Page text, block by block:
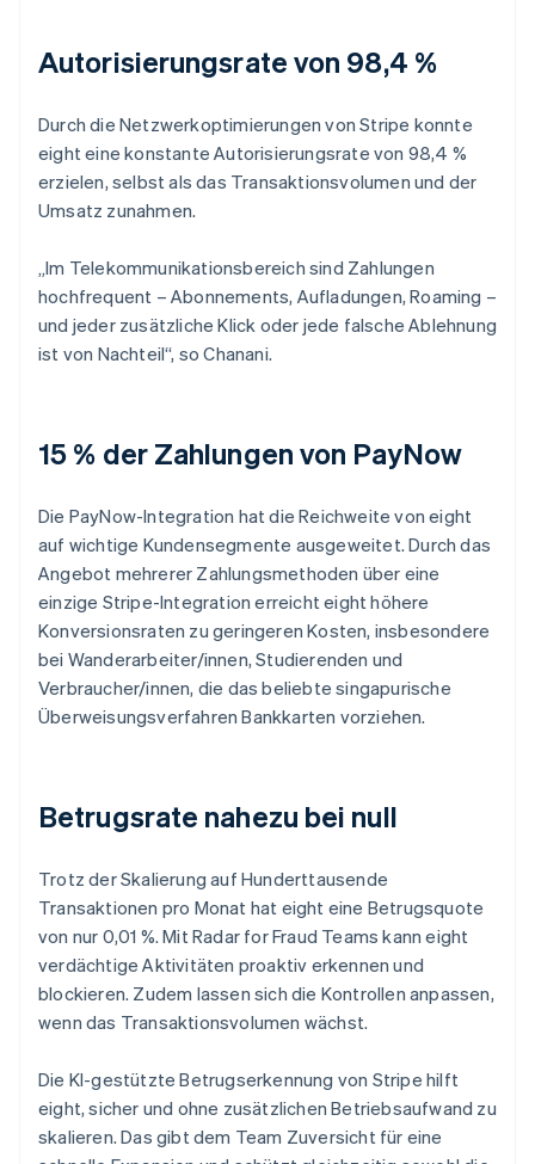
Autorisierungsrate von 98,4 %
Durch die Netzwerkoptimierungen von Stripe konnte
eight eine konstante Autorisierungsrate von 98,4 %
erzielen, selbst als das Transaktionsvolumen und der
Umsatz zunahmen.
„Im Telekommunikationsbereich sind Zahlungen
hochfrequent – Abonnements, Aufladungen, Roaming –
und jeder zusätzliche Klick oder jede falsche Ablehnung
ist von Nachteil“, so Chanani.
15 % der Zahlungen von PayNow
Die PayNow-Integration hat die Reichweite von eight
auf wichtige Kundensegmente ausgeweitet. Durch das
Angebot mehrerer Zahlungsmethoden über eine
einzige Stripe-Integration erreicht eight höhere
Konversionsraten zu geringeren Kosten, insbesondere
bei Wanderarbeiter/innen, Studierenden und
Verbraucher/innen, die das beliebte singapurische
Überweisungsverfahren Bankkarten vorziehen.
Betrugsrate nahezu bei null
Trotz der Skalierung auf Hunderttausende
Transaktionen pro Monat hat eight eine Betrugsquote
von nur 0,01 %. Mit Radar for Fraud Teams kann eight
verdächtige Aktivitäten proaktiv erkennen und
blockieren. Zudem lassen sich die Kontrollen anpassen,
wenn das Transaktionsvolumen wächst.
Die KI-gestützte Betrugserkennung von Stripe hilft
eight, sicher und ohne zusätzlichen Betriebsaufwand zu
skalieren. Das gibt dem Team Zuversicht für eine